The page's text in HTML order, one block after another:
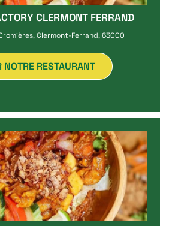
CLERMONT FERRAND
Clermont-Ferrand, 63000
NOTRE RESTAURANT